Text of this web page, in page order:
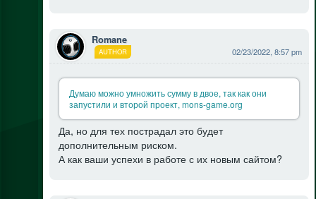
Romane
AUTHOR 02/23/2022, 8:57 pm
Думаю можно умножить сумму в двое, так как они
запустили и второй проект, mons-game.org
Да, но для тех пострадал это будет
дополнительным риском.
А как ваши успехи в работе с их новым сайтом?